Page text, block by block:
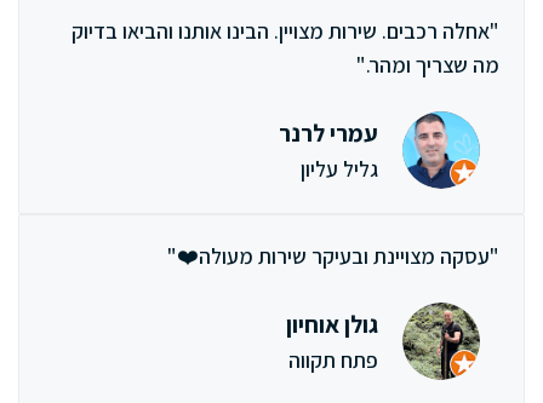
"אחלה רכבים. שירות מצויין. הבינו אותנו והביאו בדיוק
מה שצריך ומהר."
עמרי לרנר
גליל עליון
"עסקה מצויינת ובעיקר שירות מעולה❤️"
גולן אוחיון
פתח תקווה